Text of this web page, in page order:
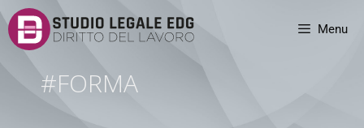
Menu
#FORMA